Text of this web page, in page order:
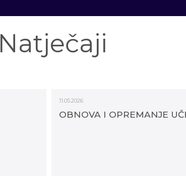
Natječaji
11.05.2026
OBNOVA I OPREMANJE